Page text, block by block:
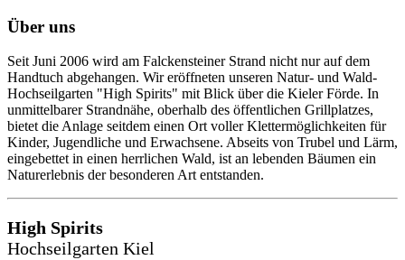
Über uns
Seit Juni 2006 wird am Falckensteiner Strand nicht nur auf dem
Handtuch abgehangen. Wir eröffneten unseren Natur- und Wald-
Hochseilgarten "High Spirits" mit Blick über die Kieler Förde. In
unmittelbarer Strandnähe, oberhalb des öffentlichen Grillplatzes,
bietet die Anlage seitdem einen Ort voller Klettermöglichkeiten für
Kinder, Jugendliche und Erwachsene. Abseits von Trubel und Lärm,
eingebettet in einen herrlichen Wald, ist an lebenden Bäumen ein
Naturerlebnis der besonderen Art entstanden.
High Spirits
Hochseilgarten Kiel